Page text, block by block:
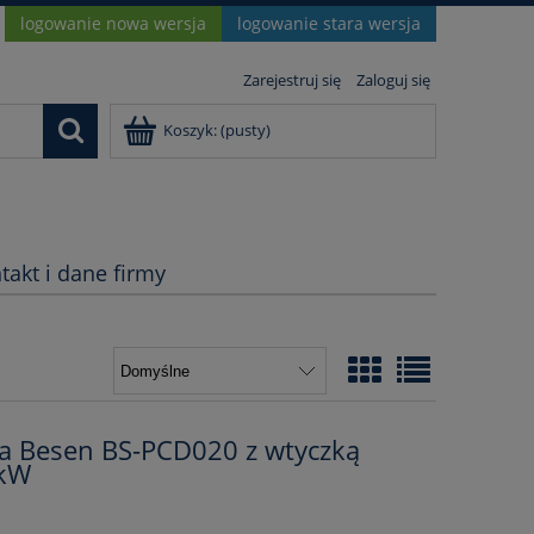
logowanie nowa wersja logowanie stara wersja
Zarejestruj się Zaloguj się
Koszyk:(pusty)
i dane firmy
Besen BS-PCD020 z wtyczką